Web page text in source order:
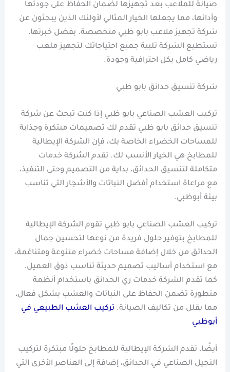
صيانة للملاعب بعد تجهيزها لضمان الحفاظ على جودتها
وأدائها، مما يجعلها الخيار المثالي لأولئك الذين يبحثون عن
شركة تجهيز ملاعب بابو ظبي متخصصة. بفضل خبرتها،
تستطيع الشركة تلبية جميع احتياجاتك لتجهيز ملعب
رياضي كامل بكل احترافية وجودة.
شركة تنسيق حدائق بابو ظبي
تركيب العشب الصناعي بابو ظبي إذا كنت تبحث عن شركة
تنسيق حدائق بابو ظبي تقدم لك تصميمات مبتكرة وجذابة
للمساحات الخضراء الخاصة بك، فإن الشركة الإيطالية
للمطابخ هي الخيار الأنسب لك. تقدم الشركة خدمات
متكاملة لتنسيق الحدائق، بداية من التصميم وحتى التنفيذ،
مع مراعاة استخدام أفضل النباتات والأشجار التي تناسب
بيئة أبوظبي.
تركيب العشب الصناعي بابو ظبي تقوم الشركة الإيطالية
للمطابخ بتوفير حلول فريدة من نوعها لتحسين جمال
الحدائق من خلال إضافة مساحات خضراء متنوعة ومتناغمة،
مع استخدام أساليب تصميم حديثة تناسب ذوق العميل.
كما تقدم الشركة خدمات ري الحدائق باستخدام أنظمة
متطورة تضمن الحفاظ على النباتات والعشب بشكل فعال،
مما يقلل من تكاليف الصيانة. تركيب العشب الطبيعي في
أبوظبي
أيضًا، تقدم الشركة الإيطالية للمطابخ حلولًا مبتكرة لتركيب
النجيل الصناعي في الحدائق، إضافة إلى العناصر الأخرى التي